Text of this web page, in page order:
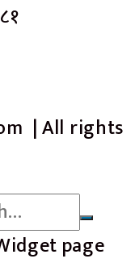
| All rights
page